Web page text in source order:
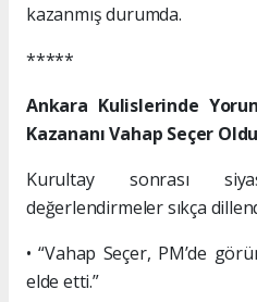
kazanmış durumda.
*****
Ankara Kulislerinde
Kazananı Vahap Seçer
Kurultay sonrası
değerlendirmeler sıkça
• “Vahap Seçer, PM’de
elde etti.”